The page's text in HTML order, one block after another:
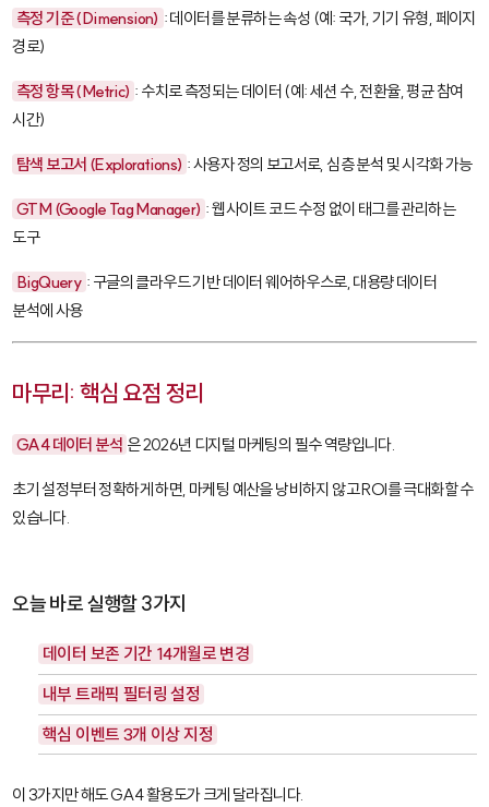
측정 기준 (Dimension) : 데이터를 분류하는 속성 (예: 국가, 기기 유형, 페이지
경로)
측정 항목 (Metric) : 수치로 측정되는 데이터 (예: 세션 수, 전환율, 평균 참여
시간)
탐색 보고서 (Explorations) : 사용자 정의 보고서로, 심층 분석 및 시각화 가능
GTM (Google Tag Manager) : 웹사이트 코드 수정 없이 태그를 관리하는
도구
BigQuery : 구글의 클라우드 기반 데이터 웨어하우스로, 대용량 데이터
분석에 사용
마무리: 핵심 요점 정리
GA4 데이터 분석 은 2026년 디지털 마케팅의 필수 역량입니다.
초기 설정부터 정확하게 하면, 마케팅 예산을 낭비하지 않고 ROI를 극대화할 수
있습니다.
오늘 바로 실행할 3가지
데이터 보존 기간 14개월로 변경
내부 트래픽 필터링 설정
핵심 이벤트 3개 이상 지정
이 3가지만 해도 GA4 활용도가 크게 달라집니다.